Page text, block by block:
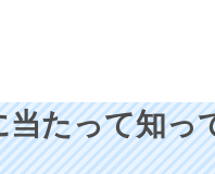
当たって知っ